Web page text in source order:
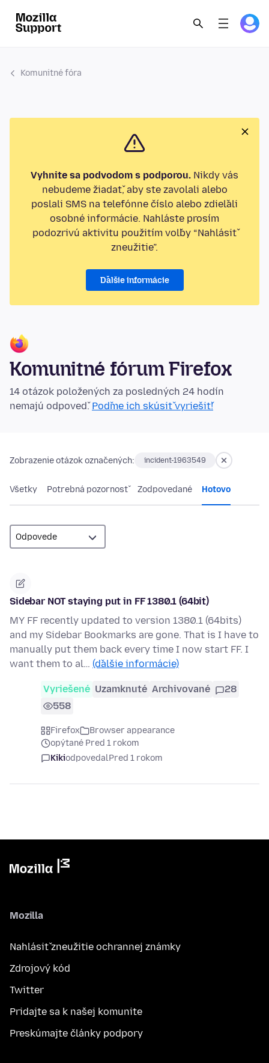
Komunitné fóra
Vyhnite sa podvodom s podporou. Nikdy vás
nebudeme žiadať, aby ste zavolali alebo
poslali SMS na telefónne číslo alebo zdieľali
osobné informácie. Nahláste prosím
podozrivú aktivitu použitím voľby “Nahlásiť
zneužitie”.
Ďalšie informácie
Komunitné fórum Firefox
14 otázok položených za posledných 24 hodín
nemajú odpoveď.Poďme ich skúsiť vyriešiť!
Zobrazenie otázok označených: incident-1963549
Všetky Potrebná pozornosť Zodpovedané Hotovo
Sidebar NOT staying put in FF 1380.1 (64bit)
MY FF recently updated to version 1380.1 (64bits)
and my Sidebar Bookmarks are gone. That is I have to
manually put them back every time I now start FF. I
want them to al… (ďalšie informácie)
Vyriešené Uzamknuté Archivované
28
558
Firefox
Browser appearance
opýtané Pred 1 rokom
KikiodpovedalPred 1 rokom
Mozilla
Nahlásiť zneužitie ochrannej známky
Zdrojový kód
Twitter
Pridajte sa k našej komunite
Preskúmajte články podpory